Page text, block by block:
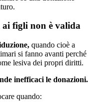
ai figli non è valida
quando cioè a
si fanno avanti perché
lesiva dei propri diritti.
inefficaci le donazioni.
quando: